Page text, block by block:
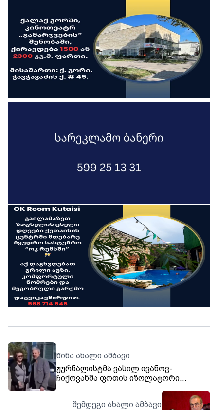
წინა ახალი ამბავი
ჟურნალისტმა ვასილ ივანოვ-
ჩიქოვანმა ფოთის იზოლატორი
შემდეგი ახალი ამბავი